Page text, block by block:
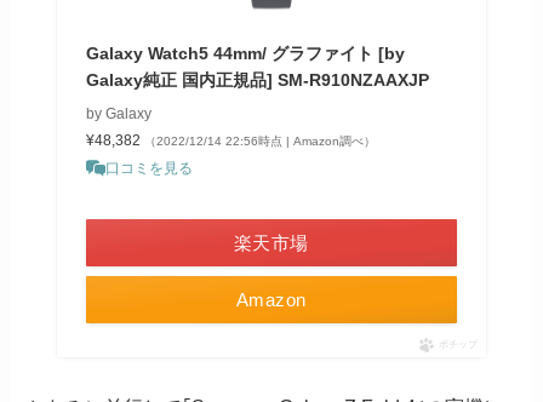
Galaxy Watch5 44mm/ グラファイト [by
Galaxy純正 国内正規品] SM-R910NZAAXJP
by Galaxy
¥48,382
（2022/12/14 22:56時点 | Amazon調べ）
口コミを見る
Amazon
楽天市場
ポチップ